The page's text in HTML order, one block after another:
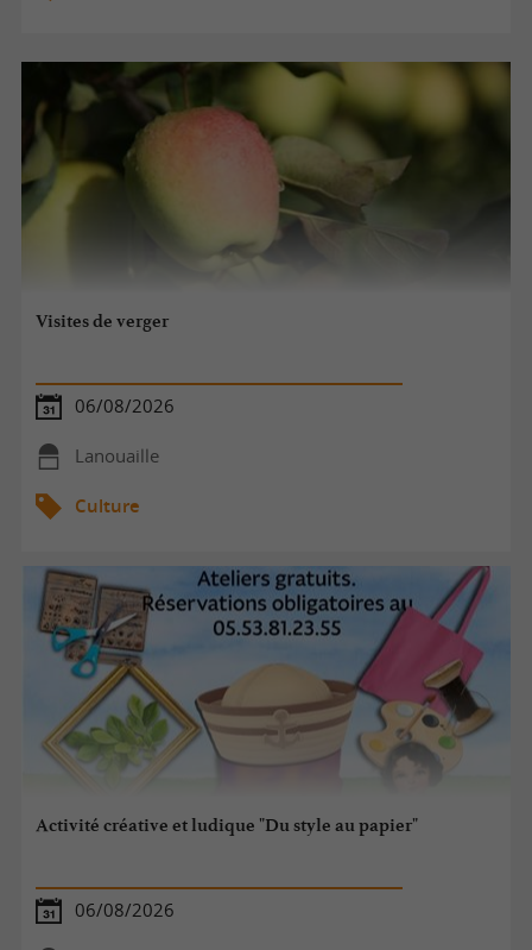
Visites de verger
06/08/2026
Lanouaille
Culture
Activité créative et ludique "Du style au papier"
06/08/2026